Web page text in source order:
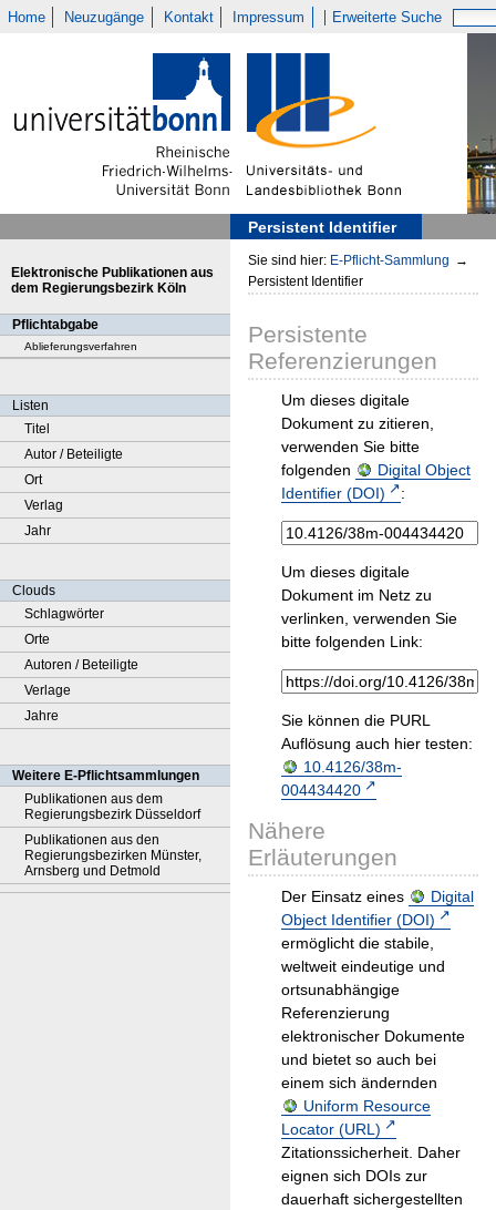
Home Neuzugänge Kontakt Impressum Erweiterte Suche
Persistent Identifier
Elektronische Publikationen aus
dem Regierungsbezirk Köln
Pflichtabgabe
Ablieferungsverfahren
Listen
Titel
Autor / Beteiligte
Ort
Verlag
Jahr
Clouds
Schlagwörter
Orte
Autoren / Beteiligte
Verlage
Jahre
Weitere E-Pflichtsammlungen
Publikationen aus dem
Regierungsbezirk Düsseldorf
Publikationen aus den
Regierungsbezirken Münster,
Arnsberg und Detmold
Sie sind hier: E-Pflicht-Sammlung →
Persistent Identifier
Persistente
Referenzierungen
Um dieses digitale
Dokument zu zitieren,
verwenden Sie bitte
folgenden
Digital Object
Identifier (DOI)
:
Um dieses digitale
Dokument im Netz zu
verlinken, verwenden Sie
bitte folgenden Link:
Sie können die PURL
Auflösung auch hier testen:
10.4126/38m-
004434420
Nähere
Erläuterungen
Der Einsatz eines
Digital
Object Identifier (DOI)
ermöglicht die stabile,
weltweit eindeutige und
ortsunabhängige
Referenzierung
elektronischer Dokumente
und bietet so auch bei
einem sich ändernden
Uniform Resource
Locator (URL)
Zitationssicherheit. Daher
eignen sich DOIs zur
dauerhaft sichergestellten